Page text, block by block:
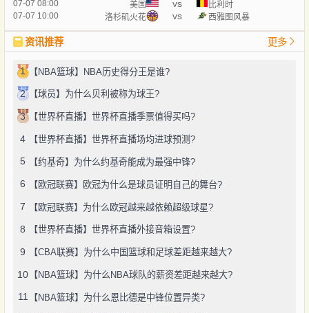
07-07 08:00
美国 vs
比利时
07-07 10:00
洛杉矶火花 vs 西雅图风暴
资讯推荐 更多
1 【NBA篮球】NBA历史得分王是谁?
2 【球员】为什么贝利被称为球王?
3 【世界杯直播】世界杯直播季票值得买吗?
4 【世界杯直播】世界杯直播场均进球预测?
5 【约基奇】为什么约基奇能成为最强中锋?
6 【欧冠联赛】欧冠为什么是球员证明自己的舞台?
7 【欧冠联赛】为什么欧冠越来越依赖超级球星?
8 【世界杯直播】世界杯直播外接音箱设置?
9 【CBA联赛】为什么中国篮球和足球差距越来越大?
10 【NBA篮球】为什么NBA球队的薪资差距越来越大?
11 【NBA篮球】为什么恩比德是中锋位置异类?